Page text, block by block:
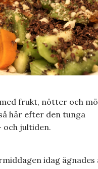
frukt, nötter och
här efter den tunga
och jultiden.
idag ägnades